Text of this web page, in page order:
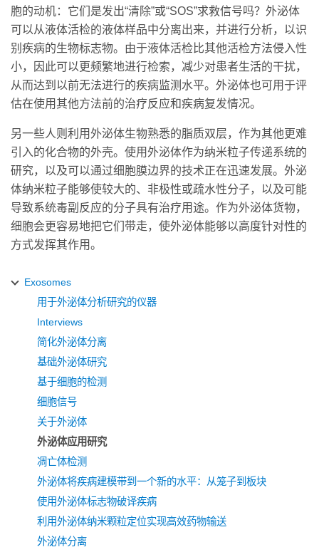
胞的动机：它们是发出“清除”或“SOS”求救信号吗？外泌体
可以从液体活检的液体样品中分离出来，并进行分析，以识
别疾病的生物标志物。由于液体活检比其他活检方法侵入性
小，因此可以更频繁地进行检索，减少对患者生活的干扰，
从而达到以前无法进行的疾病监测水平。外泌体也可用于评
估在使用其他方法前的治疗反应和疾病复发情况。
另一些人则利用外泌体生物熟悉的脂质双层，作为其他更难
引入的化合物的外壳。使用外泌体作为纳米粒子传递系统的
研究，以及可以通过细胞膜边界的技术正在迅速发展。外泌
体纳米粒子能够使较大的、非极性或疏水性分子，以及可能
导致系统毒副反应的分子具有治疗用途。作为外泌体货物，
细胞会更容易地把它们带走，使外泌体能够以高度针对性的
方式发挥其作用。
Exosomes
用于外泌体分析研究的仪器
Interviews
简化外泌体分离
基础外泌体研究
基于细胞的检测
细胞信号
关于外泌体
外泌体应用研究
凋亡体检测
外泌体将疾病建模带到一个新的水平：从笼子到板块
使用外泌体标志物破译疾病
利用外泌体纳米颗粒定位实现高效药物输送
外泌体分离